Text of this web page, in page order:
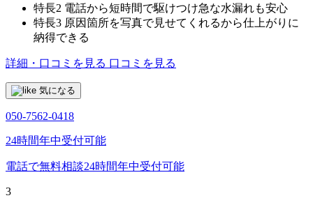
特長2 電話から短時間で駆けつけ急な水漏れも安心
特長3 原因箇所を写真で見せてくれるから仕上がりに
納得できる
詳細・口コミを見る 口コミを見る
気になる
050-7562-0418
24時間年中受付可能
電話で無料相談24時間年中受付可能
3